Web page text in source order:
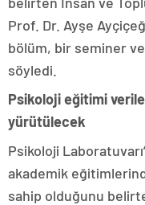
Prof. Dr. Ayşe
bölüm, bir seminer ve
söyledi.
Psikoloji eğitimi
yürütülecek
Psikoloji
akademik
sahip olduğunu